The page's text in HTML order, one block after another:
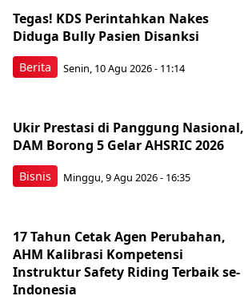
Berita
Tegas! KDS Perintahkan Nakes
Diduga Bully Pasien Disanksi
Senin, 10 Agu 2026 - 11:14
Bisnis
Ukir Prestasi di Panggung Nasional,
DAM Borong 5 Gelar AHSRIC 2026
Minggu, 9 Agu 2026 - 16:35
17 Tahun Cetak Agen Perubahan,
AHM Kalibrasi Kompetensi
Instruktur Safety Riding Terbaik se-
Indonesia